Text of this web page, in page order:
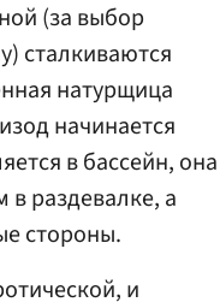
(за выбор
сталкиваются
натурщица
начинается
в бассейн, она
в раздевалке, а
стороны.
и